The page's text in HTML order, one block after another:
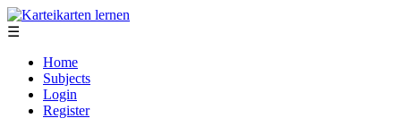
☰
Home
Subjects
Login
Register